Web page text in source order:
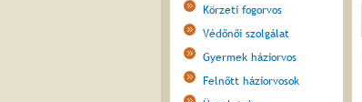
Körzeti fogorvos
Védőnői szolgálat
Gyermek háziorvos
Felnőtt háziorvosok